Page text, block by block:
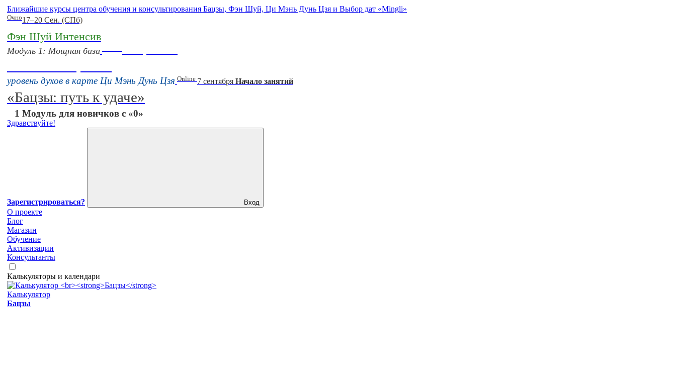
Ближайшие курсы центра обучения и консультирования Бацзы, Фэн Шуй, Ци Мэнь Дунь Цзя и Выбор дат «Mingli»
Очно17–20 Сен. (СПб)
Фэн Шуй Интенсив
Модуль 1: Мощная база
уровень духов в карте Ци Мэнь Дунь Цзя Online 7 сентября Начало занятий
«Бацзы: путь к удаче»
1 Модуль для новичков с «0»
Здравствуйте!
Зарегистрироваться? Вход
О проекте
Блог
Магазин
Обучение
Активизации
Консультанты
Калькуляторы и календари
Калькулятор
Бацзы